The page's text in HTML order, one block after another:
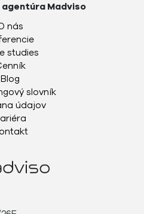
Madviso
nás
studies
Blog
slovník
údajov